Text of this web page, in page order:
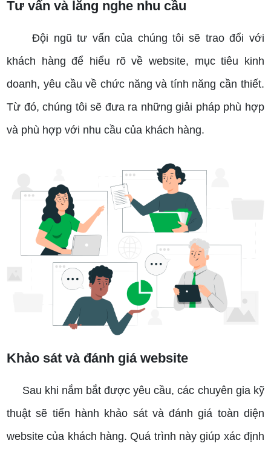
Tư vấn và lắng nghe nhu cầu
Đội ngũ tư vấn của chúng tôi sẽ trao đổi với
khách hàng để hiểu rõ về website, mục tiêu kinh
doanh, yêu cầu về chức năng và tính năng cần thiết.
Từ đó, chúng tôi sẽ đưa ra những giải pháp phù hợp
và phù hợp với nhu cầu của khách hàng.
Khảo sát và đánh giá website
Sau khi nắm bắt được yêu cầu, các chuyên gia kỹ
thuật sẽ tiến hành khảo sát và đánh giá toàn diện
website của khách hàng. Quá trình này giúp xác định